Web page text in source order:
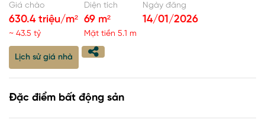
Giá chào
630.4 triệu/m²
~ 43.5 tỷ
Diện tích
69 m²
Mặt tiền 5.1 m
Ngày đăng
14/01/2026
Lịch sử giá nhà
Đặc điểm bất động sản